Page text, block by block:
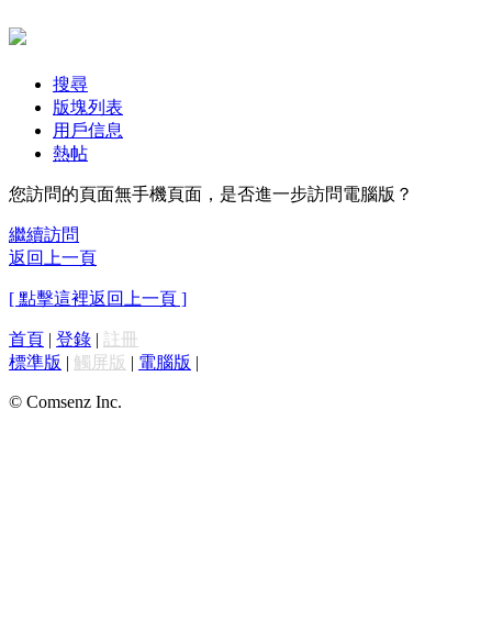
搜尋
版塊列表
用戶信息
熱帖
您訪問的頁面無手機頁面，是否進一步訪問電腦版？
繼續訪問
返回上一頁
[ 點擊這裡返回上一頁 ]
首頁 | 登錄 | 註冊
標準版 | 觸屏版 | 電腦版 |
© Comsenz Inc.